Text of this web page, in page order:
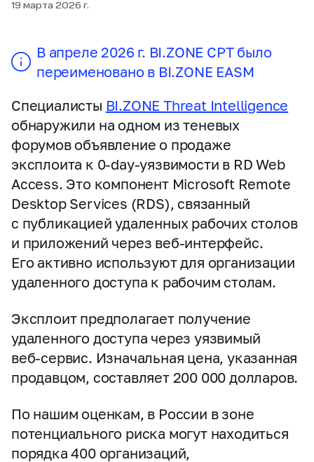
19 марта 2026 г.
В апреле 2026 г. BI.ZONE CPT было
переименовано в BI.ZONE EASM
Специалисты BI.ZONE Threat Intelligence
обнаружили на одном из теневых
форумов объявление о продаже
эксплоита к 0‑day‑уязвимости в RD Web
Access. Это компонент Microsoft Remote
Desktop Services (RDS), связанный
с публикацией удаленных рабочих столов
и приложений через веб‑интерфейс.
Его активно используют для организации
удаленного доступа к рабочим столам.
Эксплоит предполагает получение
удаленного доступа через уязвимый
веб‑сервис. Изначальная цена, указанная
продавцом, составляет 200 000 долларов.
По нашим оценкам, в России в зоне
потенциального риска могут находиться
порядка 400 организаций,